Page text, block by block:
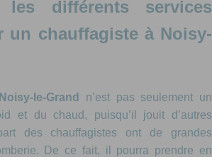
différents services
un chauffagiste à Noisy-
le-Grand
n’est pas seulement un
et du chaud, puisqu’il jouit d’autres
des chauffagistes ont de grandes
De ce fait, il pourra prendre en